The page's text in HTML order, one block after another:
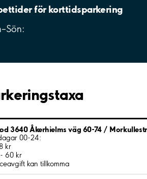
för korttidsparkering
3640 Åkerhielms väg 60-74 /
00-24:
kr
60 kr
kan tillkomma